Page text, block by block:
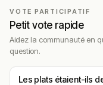
signature
avis
plébiscitée,
VOTE PARTICIPATIF
Petit vote rapide
Aidez la communauté en
question.
Les plats étaient-ils